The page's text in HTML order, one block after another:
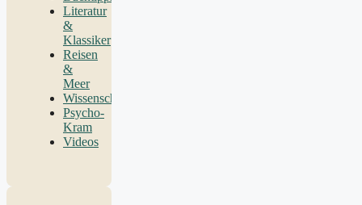
Literatur
&
Klassiker
Reisen
&
Meer
Wissenschaft
Psycho-
Kram
Videos